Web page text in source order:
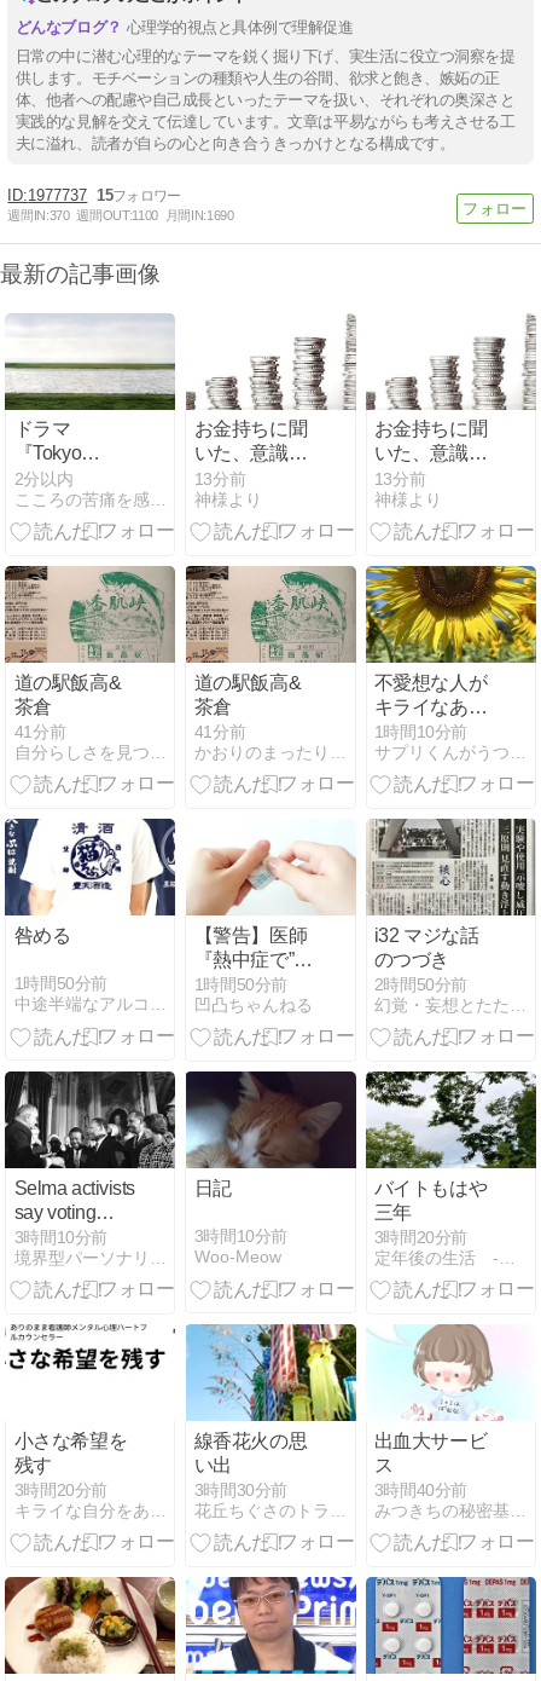
心理学的視点と具体例で理解促進
日常の中に潜む心理的なテーマを鋭く掘り下げ、実生活に役立つ洞察を提
供します。モチベーションの種類や人生の谷間、欲求と飽き、嫉妬の正
体、他者への配慮や自己成長といったテーマを扱い、それぞれの奥深さと
実践的な見解を交えて伝達しています。文章は平易ながらも考えさせる工
夫に溢れ、読者が自らの心と向き合うきっかけとなる構成です。
1977737 15
週間IN:370 週間OUT:1100 月間IN:1690
最新の記事画像
ドラマ
『Tokyo
middle 30』を
見た後、道具
的相互作
て考えたら？
2分以内
こころの苦痛を感じたら こころのスペース
お金持ちに聞
いた、意識の
向け方
13分前
神様より
お金持ちに聞
いた、意識の
向け方
13分前
神様より
道の駅飯高&
茶倉
41分前
自分らしさを見つけたら「これやぁ！」って叫ぶんやでな！！
道の駅飯高&
茶倉
41分前
かおりのまったり日和
不愛想な人が
キライなあな
たへ
1時間10分前
サプリくんがうつ、パニック障害、不妊から脱出した方法
咎める
1時間50分前
中途半端なアルコール依存症♀あれこれ
【警告】医師
『熱中症で”ロ
キソニン”を飲
んではいけな
い理由がこ
1時間50分前
凹凸ちゃんねる
i32 マジな話
のつづき
2時間50分前
幻覚・妄想とたたかう統合失調症闘病記
Selma activists
say voting
rights
protection
wiped out by
3時間10分前
境界型パーソナリティー障害と躁鬱の日常
日記
3時間10分前
Woo-Meow
バイトもはや
三年
3時間20分前
定年後の生活 -試行錯誤で失敗ばかり-
小さな希望を
残す
3時間20分前
キライな自分をありのまま｜note
線香花火の思
い出
3時間30分前
花丘ちぐさのトラウマ解放カウンセリング
出血大サービ
ス
3時間40分前
みつきちの秘密基地 ＊結婚生活編＊